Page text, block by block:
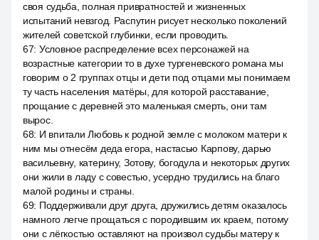
своя судьба, полная привратностей и жизненных
испытаний невзгод. Распутин рисует несколько поколений
жителей советской глубинки, если проводить.
67: Условное распределение всех персонажей на
возрастные категории то в духе тургеневского романа мы
говорим о 2 группах отцы и дети под отцами мы понимаем
ту часть населения матёры, для которой расставание,
прощание с деревней это маленькая смерть, они там
вырос.
68: И впитали Любовь к родной земле с молоком матери к
ним мы отнесём деда егора, настасью Карпову, дарью
васильевну, катерину, Зотову, богодула и некоторых других
они жили в ладу с совестью, усердно трудились на благо
малой родины и страны.
69: Поддерживали друг друга, дружились детям оказалось
намного легче прощаться с породившим их краем, потому
они с лёгкостью оставляют на произвол судьбы матеру к